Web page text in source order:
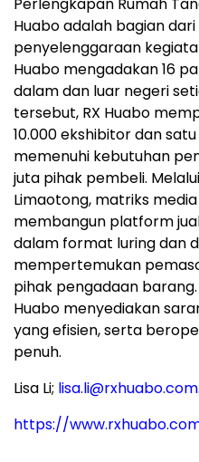
Perlengkapan Rumah
Huabo adalah bagian
penyelenggaraan
Huabo mengadakan 16
dalam dan luar negeri
tersebut, RX Huabo
10.000 ekshibitor dan
memenuhi kebutuhan
juta pihak pembeli.
Limaotong, matriks media
membangun platform
dalam format luring dan
mempertemukan
pihak pengadaan barang.
Huabo menyediakan
yang efisien, serta
penuh.
Lisa Li;
https://